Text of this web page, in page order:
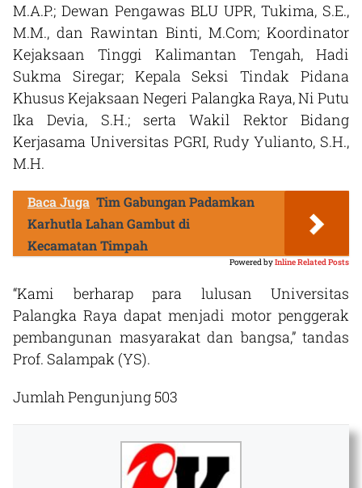
M.A.P.; Dewan Pengawas BLU UPR, Tukima, S.E.,
M.M., dan Rawintan Binti, M.Com; Koordinator
Kejaksaan Tinggi Kalimantan Tengah, Hadi
Sukma Siregar; Kepala Seksi Tindak Pidana
Khusus Kejaksaan Negeri Palangka Raya, Ni Putu
Ika Devia, S.H.; serta Wakil Rektor Bidang
Kerjasama Universitas PGRI, Rudy Yulianto, S.H.,
M.H.
Baca Juga Tim Gabungan Padamkan
Karhutla Lahan Gambut di
Kecamatan Timpah
Powered byInline Related Posts
“Kami berharap para lulusan Universitas
Palangka Raya dapat menjadi motor penggerak
pembangunan masyarakat dan bangsa,” tandas
Prof. Salampak (YS).
Jumlah Pengunjung 503